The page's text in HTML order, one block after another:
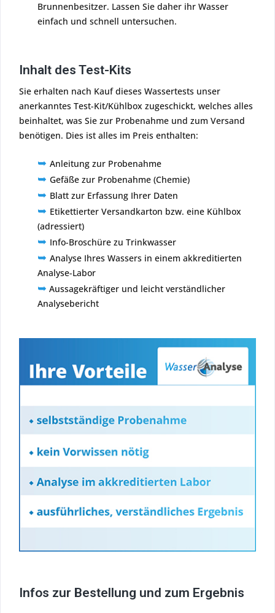
Brunnenbesitzer. Lassen Sie daher ihr Wasser
einfach und schnell untersuchen.
Inhalt des Test-Kits
Sie erhalten nach Kauf dieses Wassertests unser
anerkanntes Test-Kit/Kühlbox zugeschickt, welches alles
beinhaltet, was Sie zur Probenahme und zum Versand
benötigen. Dies ist alles im Preis enthalten:
➥ Anleitung zur Probenahme
➥ Gefäße zur Probenahme (Chemie)
➥ Blatt zur Erfassung Ihrer Daten
➥ Etikettierter Versandkarton bzw. eine Kühlbox
(adressiert)
➥ Info-Broschüre zu Trinkwasser
➥ Analyse Ihres Wassers in einem akkreditierten
Analyse-Labor
➥ Aussagekräftiger und leicht verständlicher
Analysebericht
Infos zur Bestellung und zum Ergebnis